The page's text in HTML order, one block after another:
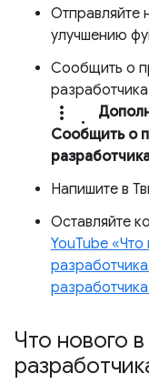
Отправляйте
улучшению
Сообщить о
more_vert.
Сообщить о
Напишите в
Оставляйте
YouTube «Что
Что нового